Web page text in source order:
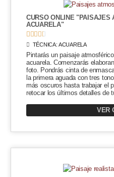
CURSO ONLINE "PAISAJES
ACUARELA"
    
TÉCNICA:ACUARELA
Pintarás un paisaje
acuarela. Comenzarás
foto. Pondrás cinta de
la primera aguada con tres
más oscuros hasta trabajar el
retocar los últimos detalles de
VER